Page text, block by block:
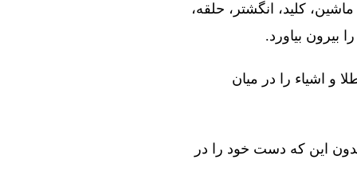
کلید، انگشتر، حلقه،
بیرون بیاورد.
و اشیاء را در میان
این که دست خود را در